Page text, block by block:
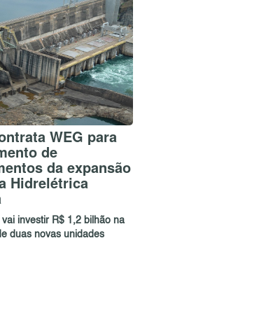
WEG para
de
da expansão
Hidrelétrica
investir R$ 1,2 bilhão na
duas novas unidades